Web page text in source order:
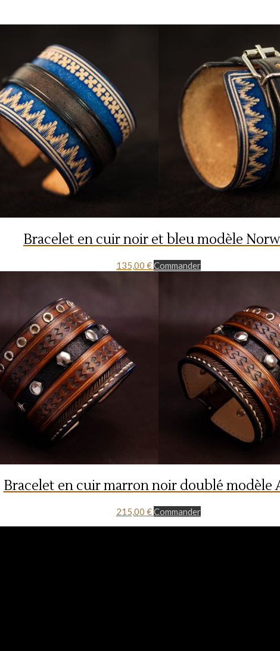
Bracelet en cuir noir et bleu modèle
135,00 €Commander
Bracelet en cuir marron noir doublé modèle
215,00 €Commander